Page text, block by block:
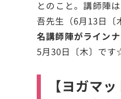
とのこと。講師陣
吾先生（6月13日〔
名講師陣がラインナ
5月30日〔木〕です
【ヨガマ